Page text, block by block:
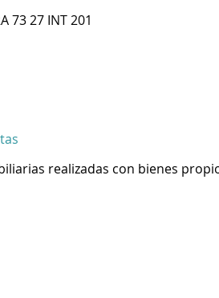
73 27 INT 201
realizadas con bienes